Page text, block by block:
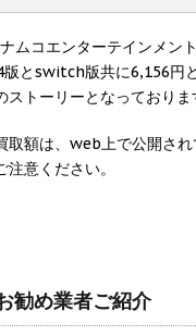
ムコエンターテインメン
とswitch版共に6,156円
トーリーとなっておりま
額は、web上で公開さ
意ください。
勧め業者ご紹介